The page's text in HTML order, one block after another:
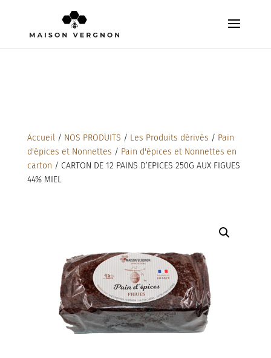
Accueil/ NOS PRODUITS / Les Produits dérivés / Pain
d'épices et Nonnettes / Pain d'épices et Nonnettes en
carton / CARTON DE 12 PAINS D’EPICES 250G AUX FIGUES
44% MIEL